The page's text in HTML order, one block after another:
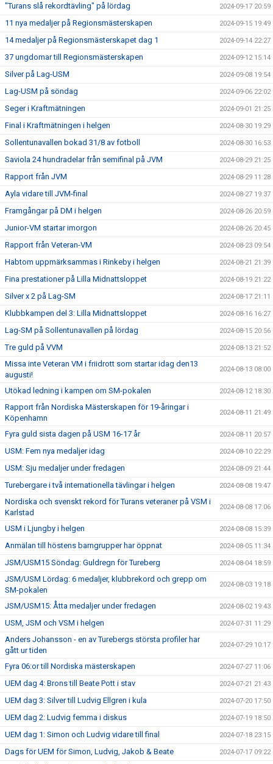
"Turans slå rekordtävling" på lördag 2024-09-17 20:59
11 nya medaljer på Regionsmästerskapen 2024-09-15 19:49
14 medaljer på Regionsmästerskapet dag 1 2024-09-14 22:27
37 ungdomar till Regionsmästerskapen 2024-09-12 15:14
Silver på Lag-USM 2024-09-08 19:54
Lag-USM på söndag 2024-09-06 22:02
Seger i Kraftmätningen 2024-09-01 21:25
Final i Kraftmätningen i helgen 2024-08-30 19:29
Sollentunavallen bokad 31/8 av fotboll 2024-08-30 16:53
Saviola 24 hundradelar från semifinal på JVM 2024-08-29 21:25
Rapport från JVM 2024-08-29 11:28
Ayla vidare till JVM-final 2024-08-27 19:37
Framgångar på DM i helgen 2024-08-26 20:59
Junior-VM startar imorgon 2024-08-26 20:45
Rapport från Veteran-VM 2024-08-23 09:54
Habtom uppmärksammas i Rinkeby i helgen 2024-08-21 21:39
Fina prestationer på Lilla Midnattsloppet 2024-08-19 21:22
Silver x 2 på Lag-SM 2024-08-17 21:11
Klubbkampen del 3: Lilla Midnattsloppet 2024-08-16 16:27
Lag-SM på Sollentunavallen på lördag 2024-08-15 20:56
Tre guld på VVM 2024-08-13 21:52
Missa inte Veteran VM i friidrott som startar idag den13
augusti!
2024-08-13 08:00
Utökad ledning i kampen om SM-pokalen 2024-08-12 18:30
Rapport från Nordiska Mästerskapen för 19-åringar i
Köpenhamn
2024-08-11 21:49
Fyra guld sista dagen på USM 16-17 år 2024-08-11 20:57
USM: Fem nya medaljer idag 2024-08-10 22:29
USM: Sju medaljer under fredagen 2024-08-09 21:44
Turebergare i två internationella tävlingar i helgen 2024-08-08 19:47
Nordiska och svenskt rekord för Turans veteraner på VSM i
Karlstad
2024-08-08 17:06
USM i Ljungby i helgen 2024-08-08 15:39
Anmälan till höstens barngrupper har öppnat 2024-08-05 11:34
JSM/USM15 Söndag: Guldregn för Tureberg 2024-08-04 18:59
JSM/USM Lördag: 6 medaljer, klubbrekord och grepp om
SM-pokalen
2024-08-03 19:18
JSM/USM15: Åtta medaljer under fredagen 2024-08-02 19:43
USM, JSM och VSM i helgen 2024-07-31 11:29
Anders Johansson - en av Turebergs största profiler har
gått ur tiden
2024-07-29 10:17
Fyra 06:or till Nordiska mästerskapen 2024-07-27 11:06
UEM dag 4: Brons till Beate Pott i stav 2024-07-21 21:43
UEM dag 3: Silver till Ludvig Ellgren i kula 2024-07-20 17:50
UEM dag 2: Ludvig femma i diskus 2024-07-19 18:50
UEM dag 1: Simon och Ludvig vidare till final 2024-07-18 23:15
Dags för UEM för Simon, Ludvig, Jakob & Beate 2024-07-17 09:22